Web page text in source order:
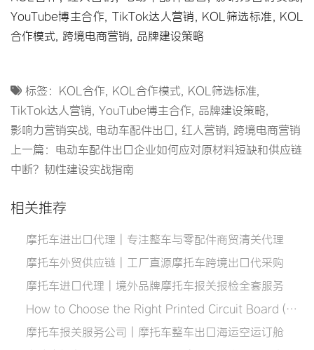
YouTube博主合作 TikTok达人营销 KOL筛选标准 , KOL
合作模式, 跨境电商营销 品牌建设策略
标签： KOL合作 KOL合作模式 KOL筛选标准
TikTok达人营销 YouTube博主合作 品牌建设策略
影响力营销实战 电动车配件出口 红人营销 跨境电商营销
上一篇： 电动车配件出口企业如何应对原材料短缺和供应链
中断？韧性建设实战指南
相关推荐
摩托车进出口代理 | 专注整车与零配件商贸清关代理
摩托车外贸供应链 | 工厂直源摩托车跨境出口代采购
摩托车进口代理 | 境外品牌摩托车报关报检全套服务
How to Choose the Right Printed Circuit Board (PCB) Manufacturer: A 10-Year Engineer’s Guide
摩托车报关服务公司 | 摩托车整车出口海运空运订舱